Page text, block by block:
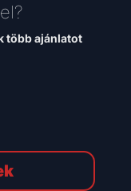
több ajánlatot